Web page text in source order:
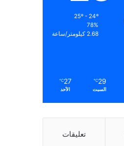
78%
2.68 كيلومتر/ساعة
29
℃
السبت
27
℃
الأحد
تعليقات